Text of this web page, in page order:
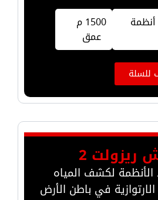
1500 م
عمق
للسلة
ريزولت 2
لكشف المياه
الارتوازية في باطن الأرض